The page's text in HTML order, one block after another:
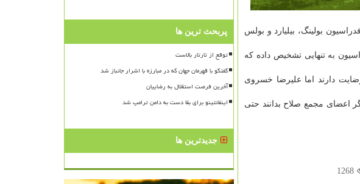
بولینگ، بیلیارد و بولس
به تنهایی تشخیص داده که
دارند اما علیرضا خسروی
اعضای مجمع صلاح بدانند حتی
1268
پربحث ترین ها
توقع از تارتار بالاست
گفتگو با قهرمان جهان که در مبارزه با اشرار جانباز شد
آخرین فرصت استقلال به رضاییان
اینفانتینو برای بقا دست به دامن ترامپ شد
جدیدترین ها